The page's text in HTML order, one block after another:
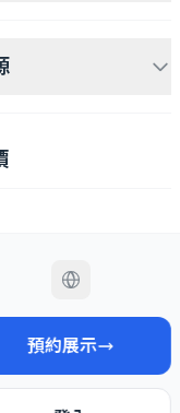
預約展示
需求並排比
平台。